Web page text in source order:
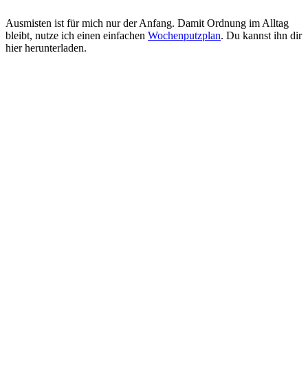
Ausmisten ist für mich nur der Anfang. Damit Ordnung im Alltag
bleibt, nutze ich einen einfachen Wochenputzplan. Du kannst ihn dir
hier herunterladen.